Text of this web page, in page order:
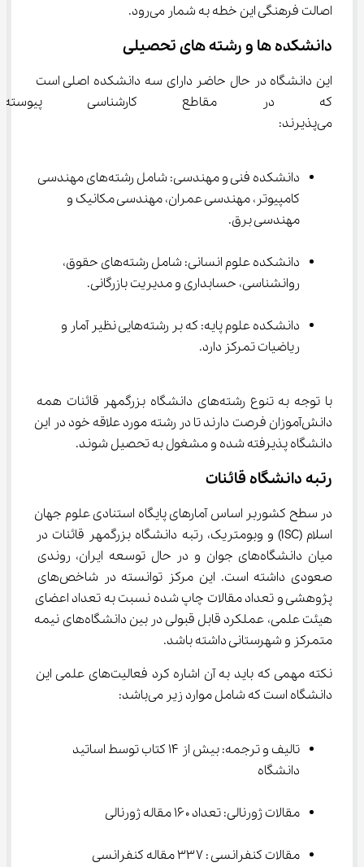
اصالت فرهنگی این خطه به شمار می‌رود.
دانشکده ها و رشته های تحصیلی
این دانشگاه در حال حاضر دارای سه دانشکده اصلی است
که در مقاطع کارشناسی
می‌پذیرند:
دانشکده فنی و مهندسی: شامل رشته‌های مهندسی
کامپیوتر، مهندسی عمران، مهندسی مکانیک و
مهندسی برق.
دانشکده علوم انسانی: شامل رشته‌های حقوق،
روانشناسی، حسابداری و مدیریت بازرگانی.
دانشکده علوم پایه: که بر رشته‌هایی نظیر آمار و
ریاضیات تمرکز دارد.
با توجه به تنوع رشته‌های دانشگاه بزرگمهر قائنات همه
دانش‌آموزان فرصت دارند تا در رشته مورد علاقه خود در این
دانشگاه پذیرفته شده و مشغول به تحصیل شوند.
رتبه دانشگاه قائنات
در سطح کشوربر اساس آمارهای پایگاه استنادی علوم جهان
اسلام (ISC) و وبومتریک، رتبه دانشگاه بزرگمهر قائنات در
میان دانشگاه‌های جوان و در حال توسعه ایران، روندی
صعودی داشته است. این مرکز توانسته در شاخص‌های
پژوهشی و تعداد مقالات چاپ شده نسبت به تعداد اعضای
هیئت علمی، عملکرد قابل قبولی در بین دانشگاه‌های نیمه
متمرکز و شهرستانی داشته باشد.
نکته مهمی که باید به آن اشاره کرد فعالیت‌های علمی این
دانشگاه است که شامل موارد زیر می‌باشد:
تالیف و ترجمه: بیش از ۱۴ کتاب توسط اساتید
دانشگاه
مقالات ژورنالی: تعداد ۱۶۰ مقاله ژورنالی
مقالات کنفرانسی : ۳۳۷ مقاله کنفرانسی